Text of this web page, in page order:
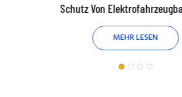
Schutz Von
MEHR LESEN